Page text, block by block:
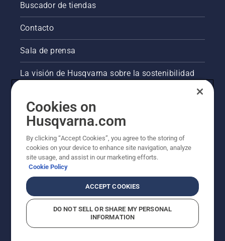
Buscador de tiendas
Contacto
Sala de prensa
La visión de Husqvarna sobre la sostenibilidad
Otros sitios de Husqvarna
© Husqvarna AB (publ). Todos los derechos
Cookies on
Husqvarna.com
By clicking “Accept Cookies”, you agree to the storing of
cookies on your device to enhance site navigation, analyze
site usage, and assist in our marketing efforts.
Cookie Policy
ACCEPT COOKIES
DO NOT SELL OR SHARE MY PERSONAL
INFORMATION